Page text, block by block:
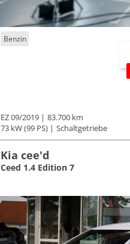
Benzin
EZ 09/2019
83.700 km
73 kW (99 PS)
Schaltgetriebe
Kia cee'd
Ceed 1.4 Edition 7